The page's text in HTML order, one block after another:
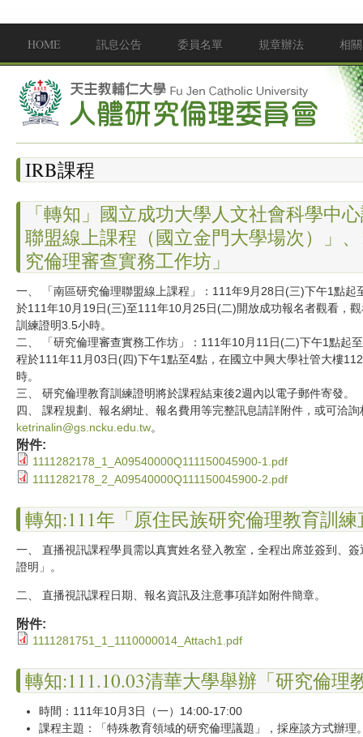
Main menu
HOME 訊息公告 委員名單 規章辦法 相
IRB課程
「轉知」國立成功大學人文社會科學中
聯盟線上課程（國立金門大學場次）」
究倫理審查實務工作坊」
一、 「南區研究倫理聯盟線上課程」：111年9月28日(三)下午1點
於111年10月19日(三)至111年10月25日(二)開放成功報名者觀看，
訓練證明3.5小時。
二、 「研究倫理審查實務工作坊」：111年10月11日(二)下午1點起
程於111年11月03日(四)下午1點至4點，在國立中興大學社管大樓
時。
三、 研究倫理教育訓練證明將於課程結束後2週內以電子郵件寄發。
四、 課程規劃、報名網址、報名費用等完整訊息請詳附件，或可洽
ketrinalin@gs.ncku.edu.tw。
附件:
1111282178_1_A09540000Q111150045900-1.pdf
1111282178_2_A09540000Q111150045900-2.pdf
轉知:111年「原住民族研究倫理教育訓
一、 直播視訊課程學員需以真實姓名登入教室，全程出席並簽到、
證明」。
二、 直播視訊課程日期、報名資訊及注意事項詳如附件簡章。
附件:
1111281751_1_1110000014_Attach1.pdf
轉知:111.10.03清華大學舉辦「研究倫理
時間：111年10月3日（一）14:00-17:00
課程主題：「特殊教育領域的研究倫理議題」，採座談方式辦理